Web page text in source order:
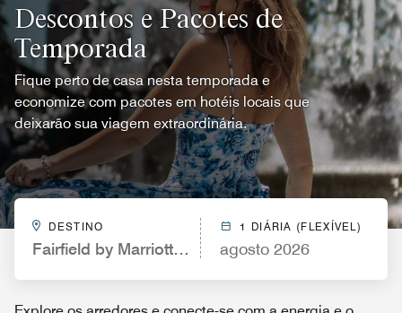
Descontos e Pacotes de
Temporada
Fique perto de casa nesta temporada e
economize com pacotes em hotéis locais que
deixarão sua viagem extraordinária.
DESTINO
Fairfield by Marriott Inn & Suites Fort Stockton
1 DIÁRIA (FLEXÍVEL)
agosto 2026